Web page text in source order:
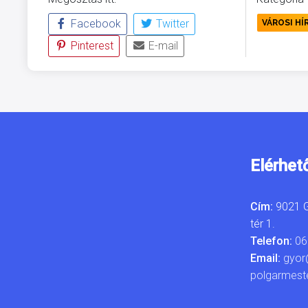
Facebook
Twitter
Pinterest
E-mail
VÁROSI
Cím: 9021
tér 1.
Telefon:
Email: